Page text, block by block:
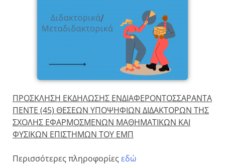
ΠΡΟΣΚΛΗΣΗ ΕΚΔΗΛΩΣΗΣ ΕΝΔΙΑΦΕΡΟΝΤΟΣΣΑΡΑΝΤΑ
ΠΕΝΤΕ (45) ΘΕΣΕΩΝ ΥΠΟΨΗΦΙΩΝ ΔΙΔΑΚΤΟΡΩΝ ΤΗΣ
ΣΧΟΛΗΣ ΕΦΑΡΜΟΣΜΕΝΩΝ ΜΑΘΗΜΑΤΙΚΩΝ ΚΑΙ
ΦΥΣΙΚΩΝ ΕΠΙΣΤΗΜΩΝ ΤΟΥ ΕΜΠ
Περισσότερες πληροφορίες εδώ